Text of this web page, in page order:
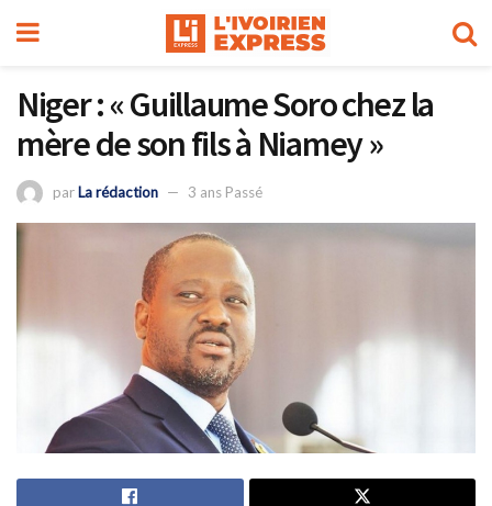
Niger : « Guillaume Soro chez la
mère de son fils à Niamey »
parLa rédaction 3 ans Passé